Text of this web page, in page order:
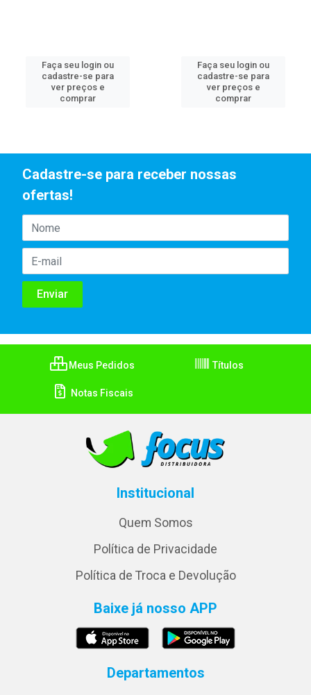
Faça seu login ou
cadastre-se para
ver preços e
comprar
Faça seu login ou
cadastre-se para
ver preços e
comprar
Cadastre-se para receber nossas
ofertas!
Meus Pedidos Títulos
Notas Fiscais
Institucional
Quem Somos
Política de Privacidade
Política de Troca e Devolução
Baixe já nosso APP
Departamentos